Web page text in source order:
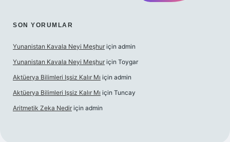
SON YORUMLAR
Yunanistan Kavala Neyi Meşhur için admin
Yunanistan Kavala Neyi Meşhur için Toygar
Aktüerya Bilimleri Işsiz Kalır Mı için admin
Aktüerya Bilimleri Işsiz Kalır Mı için Tuncay
Aritmetik Zeka Nedir için admin